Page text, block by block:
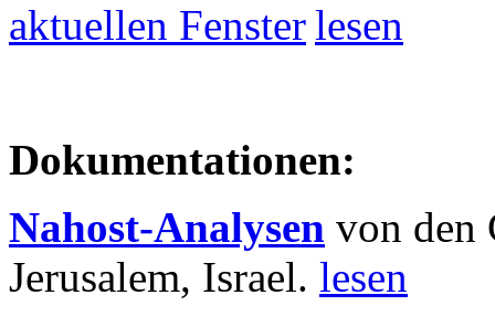
lesen
Dokumentationen:
Nahost-Analysen von den
Jerusalem, Israel. lesen